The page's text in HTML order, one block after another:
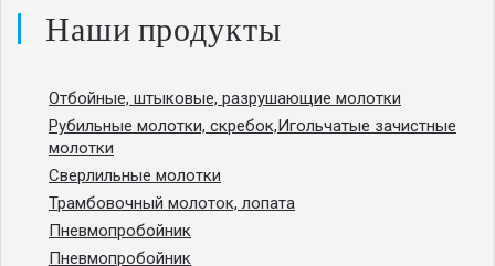
Наши продукты
Отбойные, штыковые, разрушающие молотки
Рубильные молотки, скребок,Игольчатые зачистные
молотки
Сверлильные молотки
Трамбовочный молоток, лопата
Пневмопробойник
Пневмопробойник